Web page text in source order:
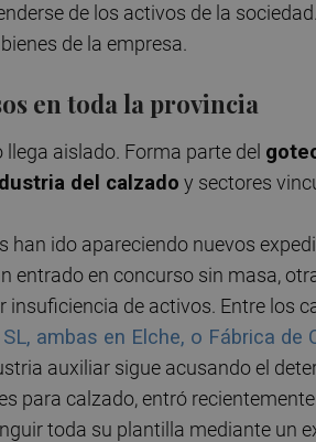
de los activos de la
de la empresa.
en toda la provincia
aislado. Forma parte del
del calzado y sectores
han ido apareciendo nuevos
entrado en concurso sin masa,
insuficiencia de activos. Entre los
ambas en Elche, o Fábrica
auxiliar sigue acusando el
para calzado, entró
toda su plantilla mediante un